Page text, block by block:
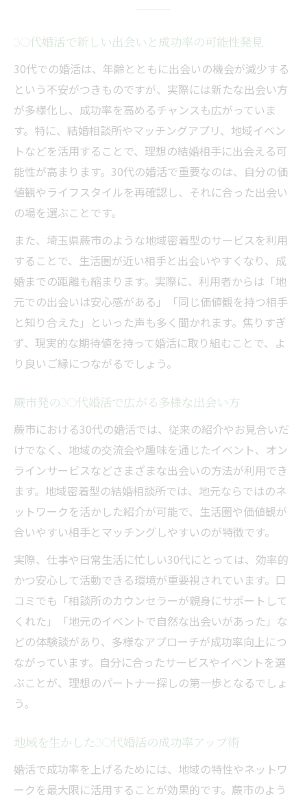
30代婚活で新しい出会いと成功率の可能性発見
30代での婚活は、年齢とともに出会いの機会が減少する
という不安がつきものですが、実際には新たな出会い方
が多様化し、成功率を高めるチャンスも広がっていま
す。特に、結婚相談所やマッチングアプリ、地域イベン
トなどを活用することで、理想の結婚相手に出会える可
能性が高まります。30代の婚活で重要なのは、自分の価
値観やライフスタイルを再確認し、それに合った出会い
の場を選ぶことです。
また、埼玉県蕨市のような地域密着型のサービスを利用
することで、生活圏が近い相手と出会いやすくなり、成
婚までの距離も縮まります。実際に、利用者からは「地
元での出会いは安心感がある」「同じ価値観を持つ相手
と知り合えた」といった声も多く聞かれます。焦りすぎ
ず、現実的な期待値を持って婚活に取り組むことで、よ
り良いご縁につながるでしょう。
蕨市発の30代婚活で広がる多様な出会い方
蕨市における30代の婚活では、従来の紹介やお見合いだ
けでなく、地域の交流会や趣味を通じたイベント、オン
ラインサービスなどさまざまな出会いの方法が利用でき
ます。地域密着型の結婚相談所では、地元ならではのネ
ットワークを活かした紹介が可能で、生活圏や価値観が
合いやすい相手とマッチングしやすいのが特徴です。
実際、仕事や日常生活に忙しい30代にとっては、効率的
かつ安心して活動できる環境が重要視されています。口
コミでも「相談所のカウンセラーが親身にサポートして
くれた」「地元のイベントで自然な出会いがあった」な
どの体験談があり、多様なアプローチが成功率向上につ
ながっています。自分に合ったサービスやイベントを選
ぶことが、理想のパートナー探しの第一歩となるでしょ
う。
地域を生かした30代婚活の成功率アップ術
婚活で成功率を上げるためには、地域の特性やネットワ
ークを最大限に活用することが効果的です。蕨市のよう